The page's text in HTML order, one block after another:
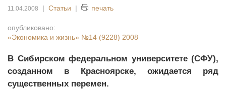
11.04.2008 | Статьи | печать
опубликовано:
«Экономика и жизнь» №14 (9228) 2008
В Сибирском федеральном университете (СФУ),
созданном в Красноярске, ожидается ряд
существенных перемен.